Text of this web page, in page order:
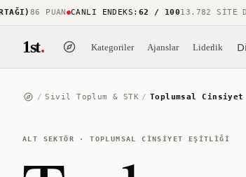
86 PUAN CANLI ENDEKS :62 / 100 13.782 SITE
1st. Kategoriler Ajanslar Liderlik
/ Sivil Toplum & STK / Toplumsal
ALT SEKTÖR ·TOPLUMSAL CINSIYET EŞITLIĞI